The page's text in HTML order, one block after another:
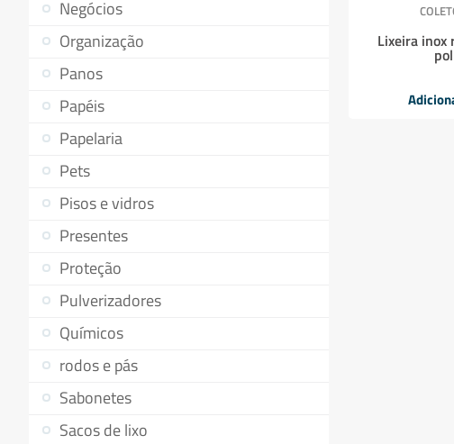
Negócios
Organização
Panos
Papéis
Papelaria
Pets
Pisos e vidros
Presentes
Proteção
Pulverizadores
Químicos
rodos e pás
Sabonetes
Sacos de lixo
Lixeira inox